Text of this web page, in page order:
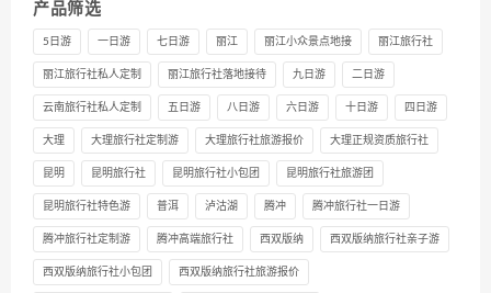
产品筛选
5日游 一日游 七日游 丽江 丽江小众景点地接 丽江旅行社
丽江旅行社私人定制 丽江旅行社落地接待 九日游 二日游
云南旅行社私人定制 五日游 八日游 六日游 十日游 四日游
大理 大理旅行社定制游 大理旅行社旅游报价 大理正规资质旅行社
昆明 昆明旅行社 昆明旅行社小包团 昆明旅行社旅游团
昆明旅行社特色游 普洱 泸沽湖 腾冲 腾冲旅行社一日游
腾冲旅行社定制游 腾冲高端旅行社 西双版纳 西双版纳旅行社亲子游
西双版纳旅行社小包团 西双版纳旅行社旅游报价